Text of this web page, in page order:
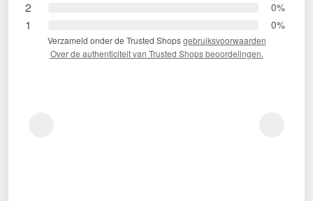
2 0%
1 0%
Verzameld onder de Trusted Shopsgebruiksvoorwaarden
Over de authenticiteit van Trusted Shops beoordelingen.